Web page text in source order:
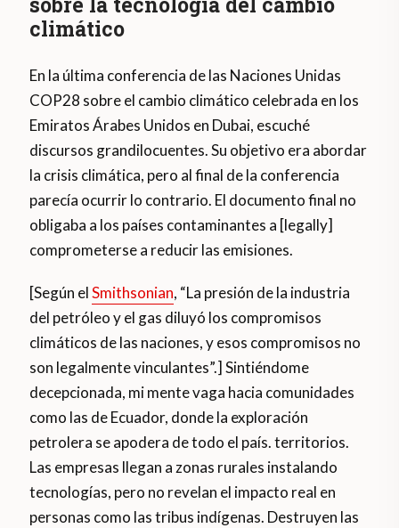
climático
En la última conferencia de las Naciones Unidas
COP28 sobre el cambio climático celebrada en los
Emiratos Árabes Unidos en Dubai, escuché
discursos grandilocuentes. Su objetivo era abordar
la crisis climática, pero al final de la conferencia
parecía ocurrir lo contrario. El documento final no
obligaba a los países contaminantes a [legally]
comprometerse a reducir las emisiones.
[Según elSmithsonian, “La presión de la industria
del petróleo y el gas diluyó los compromisos
climáticos de las naciones, y esos compromisos no
son legalmente vinculantes”.] Sintiéndome
decepcionada, mi mente vaga hacia comunidades
como las de Ecuador, donde la exploración
petrolera se apodera de todo el país. territorios.
Las empresas llegan a zonas rurales instalando
tecnologías, pero no revelan el impacto real en
personas como las tribus indígenas. Destruyen las